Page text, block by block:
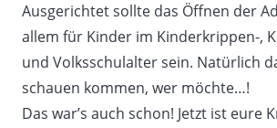
Ausgerichtet sollte das Öffnen der
allem für Kinder im Kinderkrippen-,
und Volksschulalter sein. Natürlich
schauen kommen, wer möchte…!
Das war’s auch schon! Jetzt ist eure